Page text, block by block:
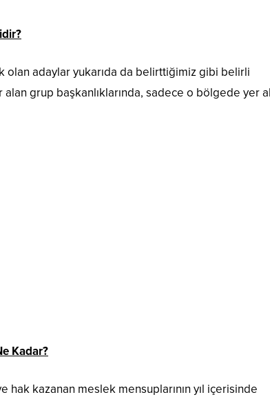
olan adaylar yukarıda da belirttiğimiz gibi belirli
grup başkanlıklarında, sadece o bölgede yer
Kadar?
hak kazanan meslek mensuplarının yıl içerisinde